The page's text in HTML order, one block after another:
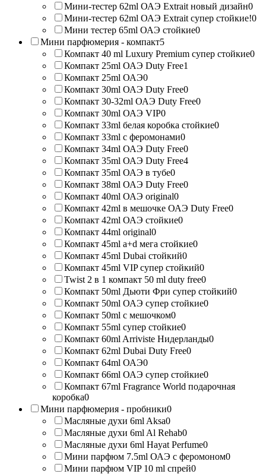
Мини-тестер 62ml ОАЭ Extrait новый дизайн0
Мини-тестер 62ml ОАЭ Extrait супер стойкие!0
Мини тестер 65ml ОАЭ стойкие0
Мини парфюмерия - компакт5
Компакт 40 ml Luxury Premium супер стойкие0
Компакт 25ml ОАЭ Duty Free1
Компакт 25ml ОАЭ0
Компакт 30ml ОАЭ Duty Free0
Компакт 30-32ml ОАЭ Duty Free0
Компакт 30ml ОАЭ VIP0
Компакт 33ml белая коробка стойкие0
Компакт 33ml с феромонами0
Компакт 34ml ОАЭ Duty Free0
Компакт 35ml ОАЭ Duty Free4
Компакт 35ml ОАЭ в тубе0
Компакт 38ml ОАЭ Duty Free0
Компакт 40ml ОАЭ original0
Компакт 42ml в мешочке ОАЭ Duty Free0
Компакт 42ml ОАЭ стойкие0
Компакт 44ml original0
Компакт 45ml a+d мега стойкие0
Компакт 45ml Dubai стойкий0
Компакт 45ml VIP супер стойкий0
Twist 2 в 1 компакт 50 ml duty free0
Компакт 50ml Дьюти Фри супер стойкий0
Компакт 50ml ОАЭ супер стойкие0
Компакт 50ml с мешочком0
Компакт 55ml супер стойкие0
Компакт 60ml Arriviste Нидерланды0
Компакт 62ml Dubai Duty Free0
Компакт 64ml ОАЭ0
Компакт 66ml ОАЭ супер стойкие0
Компакт 67ml Fragrance World подарочная
коробка0
Мини парфюмерия - пробники0
Масляные духи 6ml Aksa0
Масляные духи 6ml Al Rehab0
Масляные духи 6ml Hayat Perfume0
Мини парфюм 7.5ml ОАЭ с феромоном0
Мини парфюм VIP 10 ml спрей0